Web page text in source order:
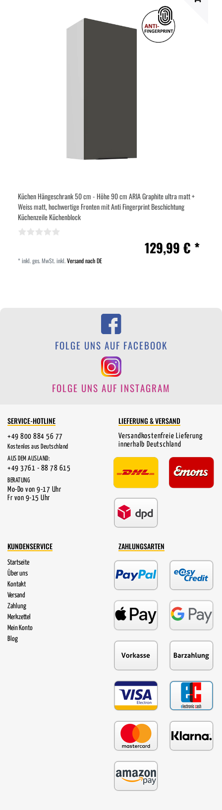
Küchen Hängeschrank 50 cm - Höhe 90 cm ARIA Graphite ultra matt +
Weiss matt, hochwertige Fronten mit Anti Fingerprint Beschichtung
Küchenzeile Küchenblock
129,99 € *
*inkl. ges. MwSt.inkl.Versand nach DE
FOLGE UNS AUF FACEBOOK
FOLGE UNS AUF INSTAGRAM
SERVICE-HOTLINE
+49 800 884 56 77
Kostenlos aus Deutschland
AUS DEM AUSLAND:
+49 3761 - 88 78 615
BERATUNG
Mo-Do von 9-17 Uhr
Fr von 9-15 Uhr
LIEFERUNG & VERSAND
Versandkostenfreie Lieferung
innerhalb Deutschland
KUNDENSERVICE
Startseite
Über uns
Kontakt
Versand
Zahlung
Merkzettel
Mein Konto
Blog
ZAHLUNGSARTEN